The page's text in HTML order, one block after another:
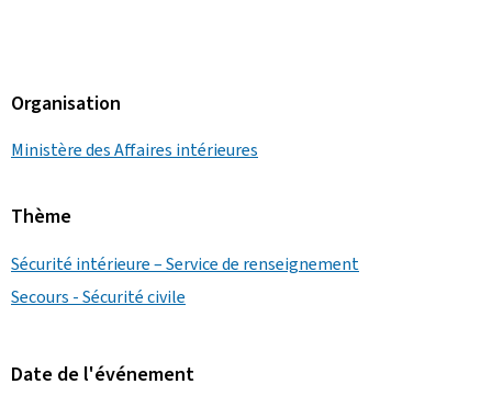
Organisation
Ministère des Affaires intérieures
Thème
Sécurité intérieure – Service de renseignement
Secours - Sécurité civile
Date de l'événement